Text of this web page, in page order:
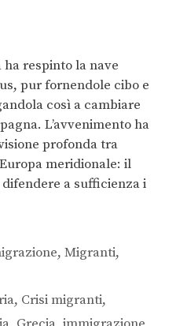
ha respinto la nave
pur fornendole cibo e
così a cambiare
L’avvenimento ha
profonda tra
meridionale: il
a sufficienza i
,Migranti,
, Crisi migranti,